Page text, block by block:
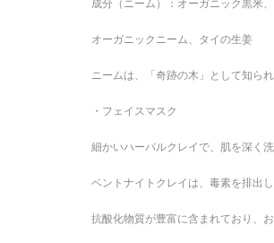
成分（ニーム）：オーガニック黒米
オーガニックニーム、タイの生姜
ニームは、「奇跡の木」として知ら
・フェイスマスク
細かいハーバルクレイで、肌を深く
ベントナイトクレイは、毒素を排出
抗酸化物質が豊富に含まれており、